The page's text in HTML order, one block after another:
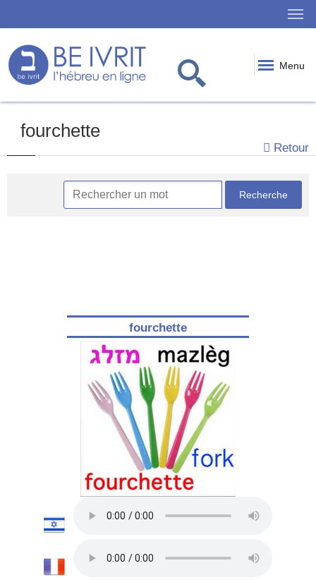
Menu
fourchette
Retour
fourchette